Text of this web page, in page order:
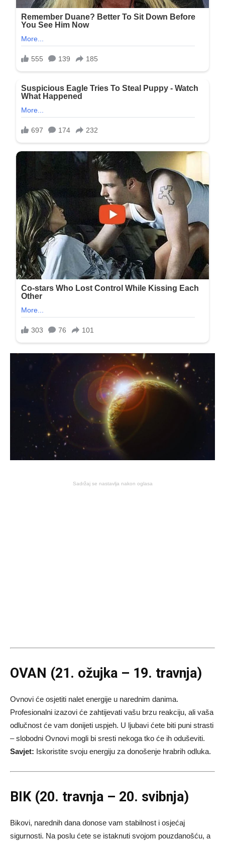
Sadržaj se nastavlja nakon oglasa
OVAN (21. ožujka – 19. travnja)
Ovnovi će osjetiti nalet energije u narednim danima.
Profesionalni izazovi će zahtijevati vašu brzu reakciju, ali vaša
odlučnost će vam donijeti uspjeh. U ljubavi ćete biti puni strasti
– slobodni Ovnovi mogli bi sresti nekoga tko će ih oduševiti.
Savjet: Iskoristite svoju energiju za donošenje hrabrih odluka.
BIK (20. travnja – 20. svibnja)
Bikovi, narednih dana donose vam stabilnost i osjećaj
sigurnosti. Na poslu ćete se istaknuti svojom pouzdanošću, a